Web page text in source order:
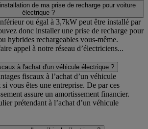
de ma prise de recharge pour voiture
électrique ?
ou égal à 3,7kW peut être installé par
donc installer une prise de recharge pour
hybrides rechargeables vous-même.
appel à notre réseau d’électriciens...
à l'achat d'un véhicule électrique ?
fiscaux à l’achat d’un véhicule
vous êtes une entreprise. De par ces
assure un amortissement financier.
prétendant à l’achat d’un véhicule